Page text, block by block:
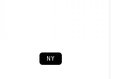
NY